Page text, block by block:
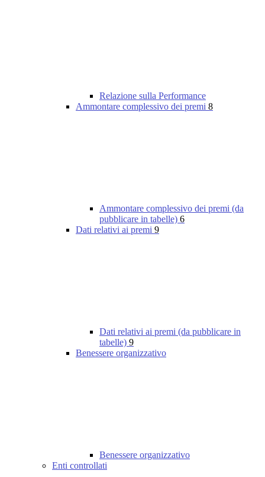
Relazione sulla Performance
Ammontare complessivo dei premi 8
Ammontare complessivo dei premi (da
pubblicare in tabelle) 6
Dati relativi ai premi 9
Dati relativi ai premi (da pubblicare in
tabelle) 9
Benessere organizzativo
Benessere organizzativo
Enti controllati